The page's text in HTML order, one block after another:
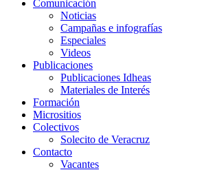
Comunicación
Noticias
Campañas e infografías
Especiales
Videos
Publicaciones
Publicaciones Idheas
Materiales de Interés
Formación
Micrositios
Colectivos
Solecito de Veracruz
Contacto
Vacantes